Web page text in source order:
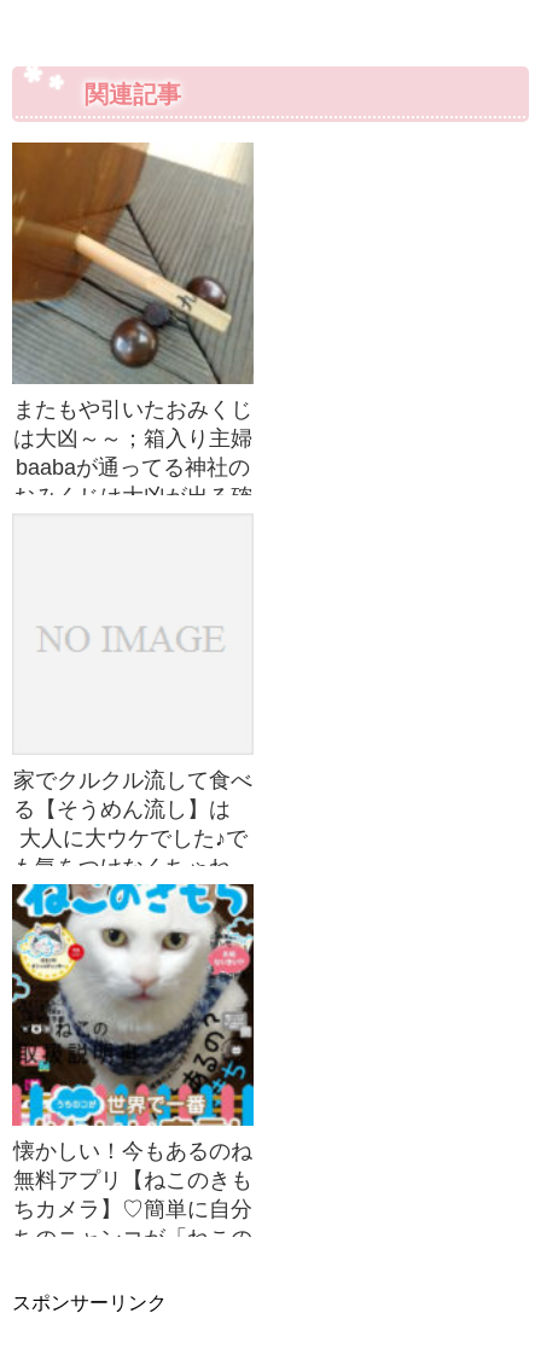
関連記事
またもや引いたおみくじ
は大凶～～；箱入り主婦
baabaが通ってる神社の
おみくじは大凶が出る確
家でクルクル流して食べ
る【そうめん流し】は
大人に大ウケでした♪で
も気をつけなくちゃね、
大人から小さな子供への
虫歯菌感染~~；
懐かしい！今もあるのね
無料アプリ【ねこのきも
ちカメラ】♡簡単に自分
ちのニャンコが「ねこの
アプリ
スポンサーリンク